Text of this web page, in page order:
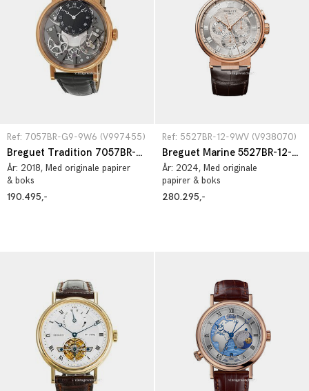
Ref: 7057BR-G9-9W6 (V997455)
Breguet Tradition 7057BR-G9-9W6
År: 2018, Med originale papirer
& boks
190.495,-
Ref: 5527BR-12-9WV (V938070)
Breguet Marine 5527BR-12-9WV
År: 2024, Med originale
papirer & boks
280.295,-